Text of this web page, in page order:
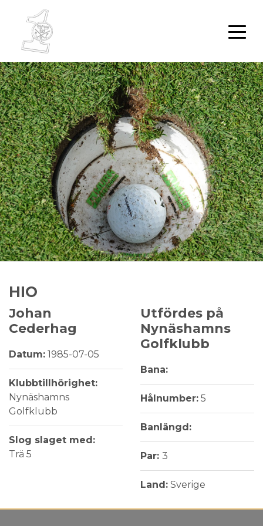
HIO
Johan
Cederhag
Datum: 1985-07-05
Klubbtillhörighet:
Nynäshamns
Golfklubb
Slog slaget med:
Trä 5
Utfördes på
Nynäshamns
Golfklubb
Bana:
Hålnumber: 5
Banlängd:
Par: 3
Land: Sverige